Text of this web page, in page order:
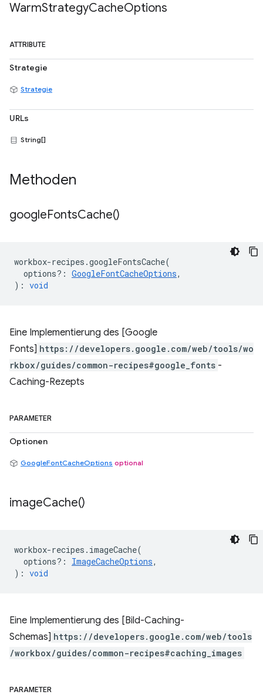
WarmStrategyCacheOptions
ATTRIBUTE
Strategie
Strategie
URLs
String[]
Methoden
googleFontsCache()
workbox-recipes .googleFontsCache(
options? : GoogleFontCacheOptions,
) : void
Eine Implementierung des [Google
Fonts] https://developers.google.com/web/tools/wo
rkbox/guides/common-recipes#google_fonts -
Caching-Rezepts
PARAMETER
Optionen
GoogleFontCacheOptions optional
imageCache()
workbox-recipes . imageCache(
options? : ImageCacheOptions,
) : void
Eine Implementierung des [Bild-Caching-
Schemas] https://developers.google.com/web/tools
/workbox/guides/common-recipes#caching_images
PARAMETER